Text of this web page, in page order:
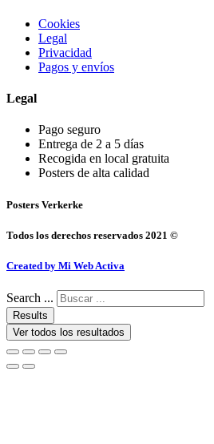
Cookies
Legal
Privacidad
Pagos y envíos
Legal
Pago seguro
Entrega de 2 a 5 días
Recogida en local gratuita
Posters de alta calidad
Posters Verkerke
Todos los derechos reservados 2021 ©
Created by Mi Web Activa
Search ...
Results
Ver todos los resultados